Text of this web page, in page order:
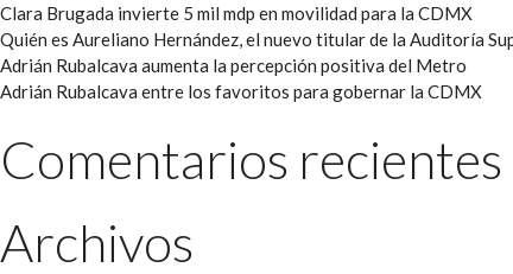
Clara Brugada invierte 5 mil mdp en movilidad para la CDMX
Quién es Aureliano Hernández, el nuevo titular de la Auditoría
Adrián Rubalcava aumenta la percepción positiva del Metro
Adrián Rubalcava entre los favoritos para gobernar la CDMX
Comentarios recientes
Archivos